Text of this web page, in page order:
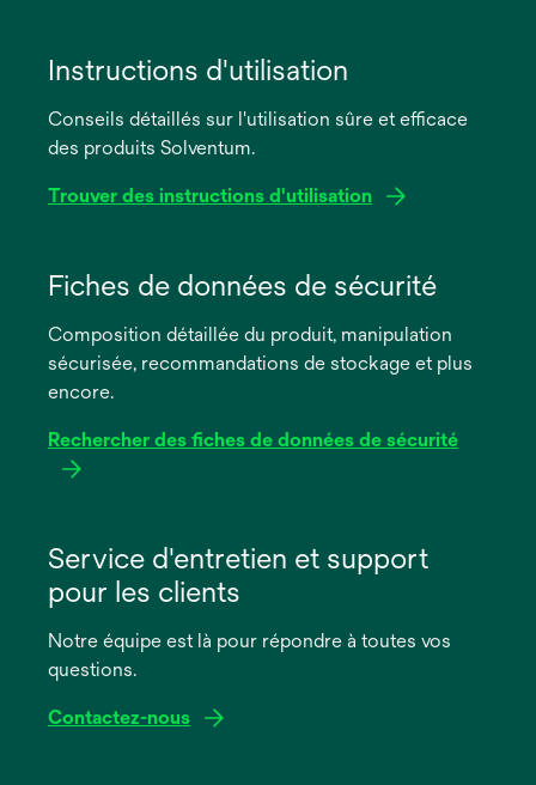
Instructions d'utilisation
Conseils détaillés sur l'utilisation sûre et efficace
des produits Solventum.
Trouver des instructions d'utilisation
dans
nouvel
onglet
Fiches de données de sécurité
Composition détaillée du produit, manipulation
sécurisée, recommandations de stockage et plus
encore.
Rechercher des fiches de données de sécurité
dans
nouvel
onglet
Service d'entretien et support
pour les clients
Notre équipe est là pour répondre à toutes vos
questions.
Contactez-nous